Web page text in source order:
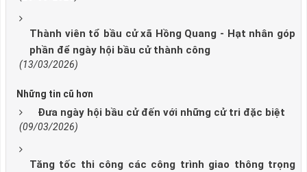
Thành viên tổ bầu cử xã Hồng Quang - Hạt nhân góp
phần để ngày hội bầu cử thành công
(13/03/2026)
Những tin cũ hơn
Đưa ngày hội bầu cử đến với những cử tri đặc biệt
(09/03/2026)
Tăng tốc thi công các công trình giao thông trọng